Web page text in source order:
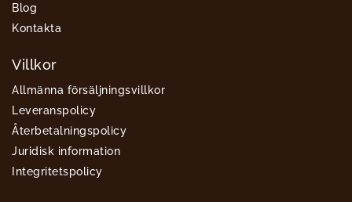
Blog
Kontakta
Villkor
Allmänna försäljningsvillkor
Leveranspolicy
Återbetalningspolicy
Juridisk information
Integritetspolicy